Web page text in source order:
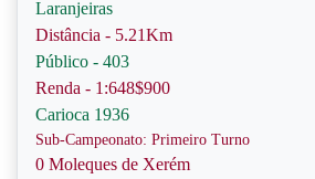
Laranjeiras
Distância - 5.21Km
Público - 403
Renda - 1:648$900
Carioca 1936
Sub-Campeonato: Primeiro Turno
0 Moleques de Xerém